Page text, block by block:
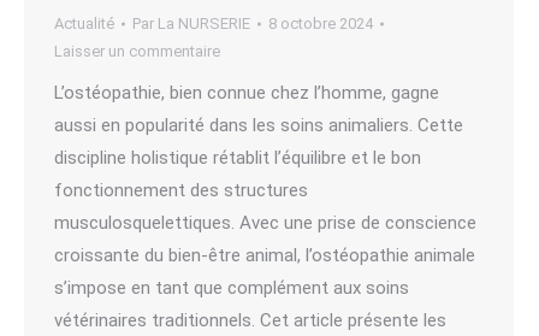
Actualité Par La NURSERIE
8 octobre 2024
Laisser un commentaire
L’ostéopathie, bien connue chez l’homme, gagne
aussi en popularité dans les soins animaliers. Cette
discipline holistique rétablit l’équilibre et le bon
fonctionnement des structures
musculosquelettiques. Avec une prise de conscience
croissante du bien-être animal, l’ostéopathie animale
s’impose en tant que complément aux soins
vétérinaires traditionnels. Cet article présente les